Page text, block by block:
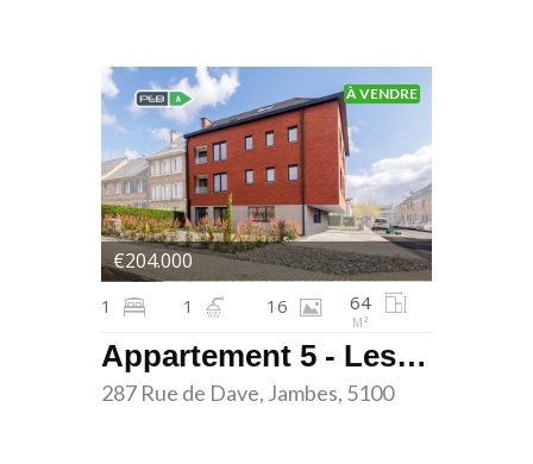
À VENDRE
Appartement 5 - Les terrasses de Dave - Jambes
287 Rue de Dave, Jambes, 5100
1 1 16 64
M²
€204.000